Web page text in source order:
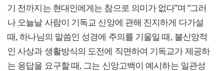
기 전까지는 현대인에게는 참으로 의미가 없다”며 “그러
나 오늘날 사람이 기독교 신앙에 관해 진지하게 다가설
때, 하나님의 말씀인 성경에 주의를 기울일 때, 불신앙적
인 사상과 생활방식의 도전에 직면하여 기독교가 제공하
는 응답을 요구할 때, 그는 신앙고백이 예시하는 일관성